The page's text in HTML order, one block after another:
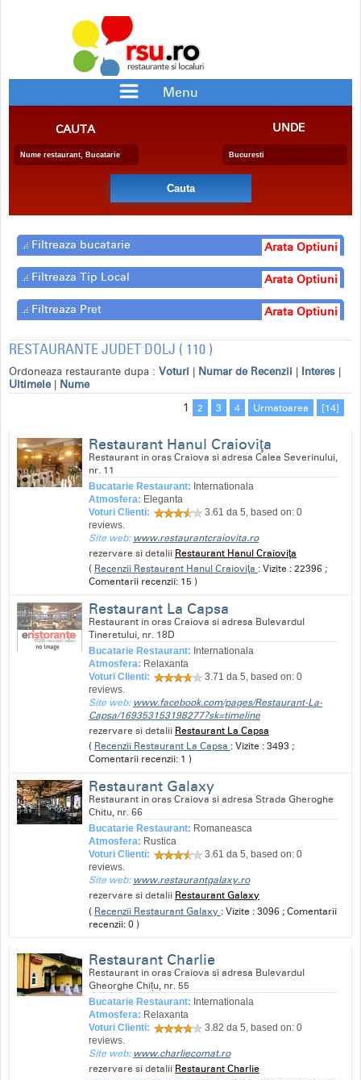
Menu
BAR/PUB
RESTAURANTE CU SPECIFIC
PENSIUNE
BERARIE
SALA EVENIMENTE
FAST FOOD
CATERING
CAUTA UNDE
Filtreaza bucatarie Arata Optiuni
Filtreaza Tip Local Arata Optiuni
Filtreaza Pret Arata Optiuni
RESTAURANTE JUDET DOLJ ( 110 )
Ordoneaza restaurante dupa : Voturi | Numar de Recenzii | Interes |
Ultimele | Nume
1 2 3 4 Urmatoarea [14]
Restaurant Hanul Craioviţa
Restaurant in oras Craiova si adresa Calea Severinului,
nr. 11
Bucatarie Restaurant: Internationala
Atmosfera: Eleganta
Voturi Clienti:
3.61 da 5, based on:0
reviews.
Site web: www.restaurantcraiovita.ro
rezervare si detalii Restaurant Hanul Craioviţa
( Recenzii Restaurant Hanul Craioviţa : Vizite : 22396 ;
Comentarii recenzii: 15 )
Restaurant La Capsa
Restaurant in oras Craiova si adresa Bulevardul
Tineretului, nr. 18D
Bucatarie Restaurant: Internationala
Atmosfera: Relaxanta
Voturi Clienti:
3.71 da 5, based on:0
reviews.
Site web: www.facebook.com/pages/Restaurant-La-
Capsa/169353153198277?sk=timeline
rezervare si detalii Restaurant La Capsa
( Recenzii Restaurant La Capsa : Vizite : 3493 ;
Comentarii recenzii: 1 )
Restaurant Galaxy
Restaurant in oras Craiova si adresa Strada Gheroghe
Chitu, nr. 66
Bucatarie Restaurant: Romaneasca
Atmosfera: Rustica
Voturi Clienti:
3.61 da 5, based on:0
reviews.
Site web: www.restaurantgalaxy.ro
rezervare si detalii Restaurant Galaxy
( Recenzii Restaurant Galaxy : Vizite : 3096 ; Comentarii
recenzii: 0 )
Restaurant Charlie
Restaurant in oras Craiova si adresa Bulevardul
Gheorghe Chițu, nr. 55
Bucatarie Restaurant: Internationala
Atmosfera: Relaxanta
Voturi Clienti:
3.82 da 5, based on:0
reviews.
Site web: www.charliecomat.ro
rezervare si detalii Restaurant Charlie